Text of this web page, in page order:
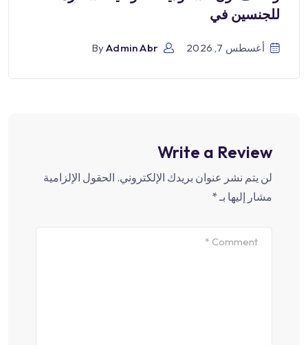
للجنسين في
أغسطس 7, 2026 ByAdmin Abr
Write a Review
لن يتم نشر عنوان بريدك الإلكتروني. الحقول الإلزامية
مشار إليها بـ*